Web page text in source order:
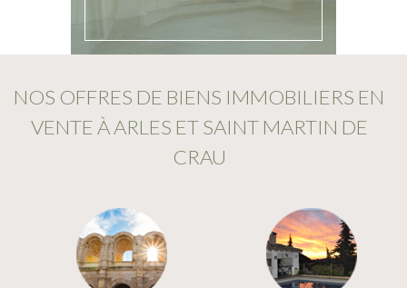
NOS OFFRES DE BIENS IMMOBILIERS EN
VENTE À ARLES ET SAINT MARTIN DE
CRAU